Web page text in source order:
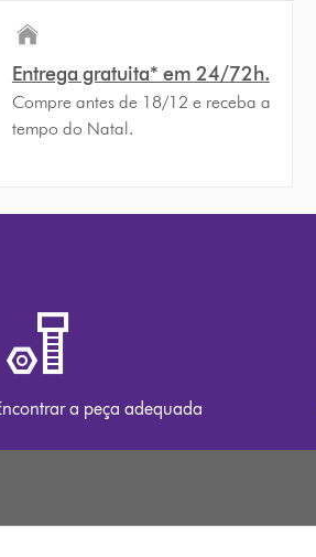
Entrega gratuita* em 24/72h.
Compre antes de 18/12 e receba a
tempo do Natal.
a peça adequada